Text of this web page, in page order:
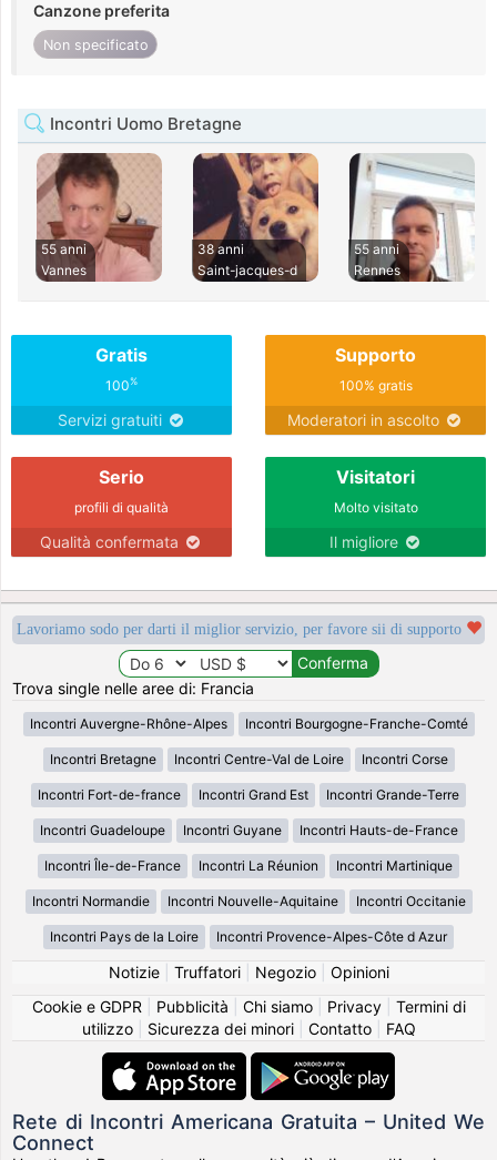
Canzone preferita
Non specificato
Incontri Uomo Bretagne
55 anni
Vannes
38 anni
Saint-jacques-d
55 anni
Rennes
Gratis
100%
Servizi gratuiti
Supporto
100% gratis
Moderatori in ascolto
Serio
profili di qualità
Qualità confermata
Visitatori
Molto visitato
Il migliore
Lavoriamo sodo per darti il miglior servizio, per favore sii di supporto
Trova single nelle aree di: Francia
Incontri Auvergne-Rhône-Alpes Incontri Bourgogne-Franche-Comté
Incontri Bretagne Incontri Centre-Val de Loire Incontri Corse
Incontri Fort-de-france Incontri Grand Est Incontri Grande-Terre
Incontri Guadeloupe Incontri Guyane Incontri Hauts-de-France
Incontri Île-de-France Incontri La Réunion Incontri Martinique
Incontri Normandie Incontri Nouvelle-Aquitaine Incontri Occitanie
Incontri Pays de la Loire Incontri Provence-Alpes-Côte d Azur
Notizie| Truffatori| Negozio| Opinioni
Cookie e GDPR
Pubblicità Chi siamo| Privacy| Termini di
utilizzo| Sicurezza dei minori| Contatto| FAQ
Rete di Incontri Americana Gratuita – United We
Connect